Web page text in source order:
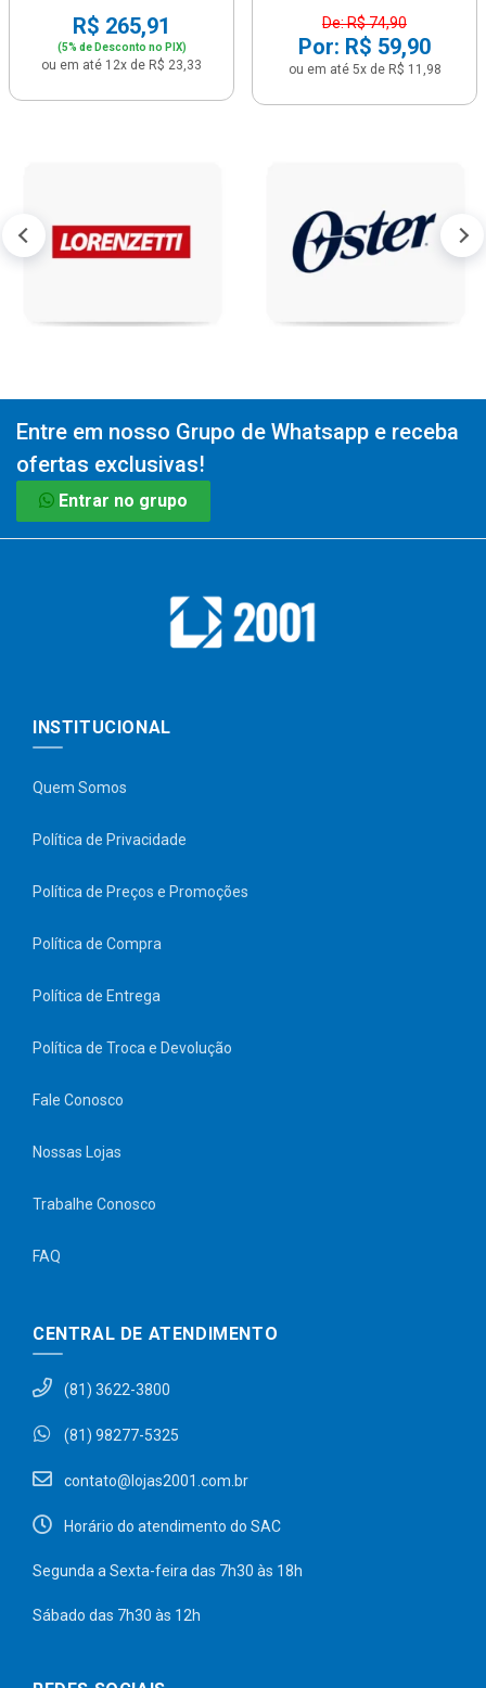
R$ 265,91
(5% de Desconto no PIX)
ou em até 12x de R$ 23,33
De: R$ 74,90
Por: R$ 59,90
ou em até 5x de R$ 11,98
Entre em nosso Grupo de Whatsapp e receba
ofertas exclusivas!
Entrar no grupo
INSTITUCIONAL
Quem Somos
Política de Privacidade
Política de Preços e Promoções
Política de Compra
Política de Entrega
Política de Troca e Devolução
Fale Conosco
Nossas Lojas
Trabalhe Conosco
FAQ
CENTRAL DE ATENDIMENTO
(81) 3622-3800
(81) 98277-5325
contato@lojas2001.com.br
Horário do atendimento do SAC
Segunda a Sexta-feira das 7h30 às 18h
Sábado das 7h30 às 12h